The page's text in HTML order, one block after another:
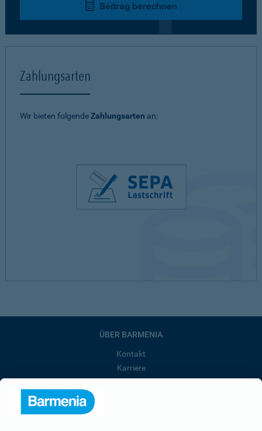
Beitrag berechnen
Zahlungsarten
Wir bieten folgendeZahlungsarten an:
ÜBER BARMENIA
Kontakt
Karriere